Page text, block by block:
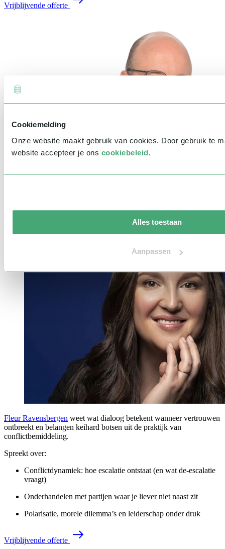
Cookiemelding
Onze website maakt gebruik van cookies. Door gebruik te
website accepteer je ons cookiebeleid.
Alles toestaan
Aanpassen
Vrijblijvende offerte
Fleur Ravensbergen
Fleur Ravensbergen weet wat dialoog betekent wanneer vertrouwen
ontbreekt en belangen keihard botsen uit de praktijk van
conflictbemiddeling.
Spreekt over:
Conflictdynamiek: hoe escalatie ontstaat (en wat de-escalatie
vraagt)
Onderhandelen met partijen waar je liever niet naast zit
Polarisatie, morele dilemma’s en leiderschap onder druk
Vrijblijvende offerte